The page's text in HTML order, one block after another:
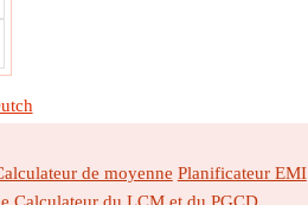
de moyenne Planificateur EMI